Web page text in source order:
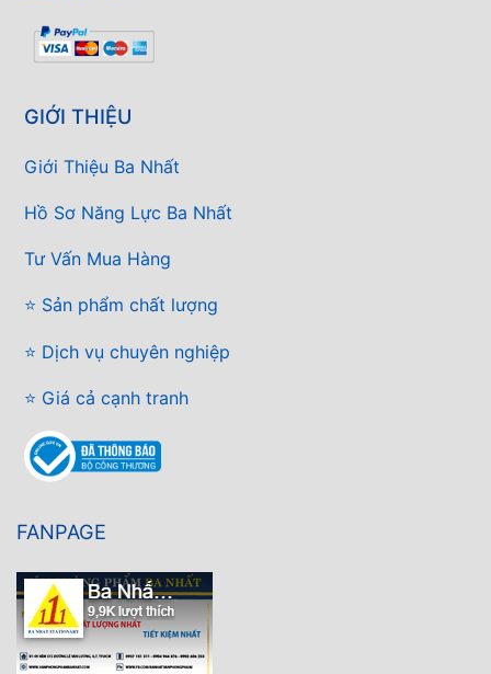
GIỚI THIỆU
Giới Thiệu Ba Nhất
Hồ Sơ Năng Lực Ba Nhất
Tư Vấn Mua Hàng
⭐ Sản phẩm chất lượng
⭐ Dịch vụ chuyên nghiệp
⭐ Giá cả cạnh tranh
FANPAGE